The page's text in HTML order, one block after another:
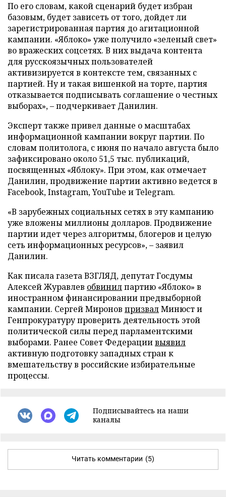
По его словам, какой сценарий будет избран
базовым, будет зависеть от того, дойдет ли
зарегистрированная партия до агитационной
кампании. «Яблоко» уже получило «зеленый свет»
во вражеских соцсетях. В них выдача контента
для русскоязычных пользователей
активизируется в контексте тем, связанных с
партией. Ну и такая вишенкой на торте, партия
отказывается подписывать соглашение о честных
выборах», – подчеркивает Данилин.
Эксперт также привел данные о масштабах
информационной кампании вокруг партии. По
словам политолога, с июня по начало августа было
зафиксировано около 51,5 тыс. публикаций,
посвященных «Яблоку». При этом, как отмечает
Данилин, продвижение партии активно ведется в
Facebook, Instagram, YouTube и Telegram.
«В зарубежных социальных сетях в эту кампанию
уже вложены миллионы долларов. Продвижение
партии идет через алгоритмы, блогеров и целую
сеть информационных ресурсов», – заявил
Данилин.
Как писала газета ВЗГЛЯД, депутат Госдумы
Алексей Журавлев обвинилпартию «Яблоко» в
иностранном финансировании предвыборной
кампании. Сергей Миронов призвалМинюст и
Генпрокуратуру проверить деятельность этой
политической силы перед парламентскими
выборами. Ранее Совет Федерациивыявил
активную подготовку западных стран к
вмешательству в российские избирательные
процессы.
Подписывайтесь на наши
каналы
Читать комментарии (5)